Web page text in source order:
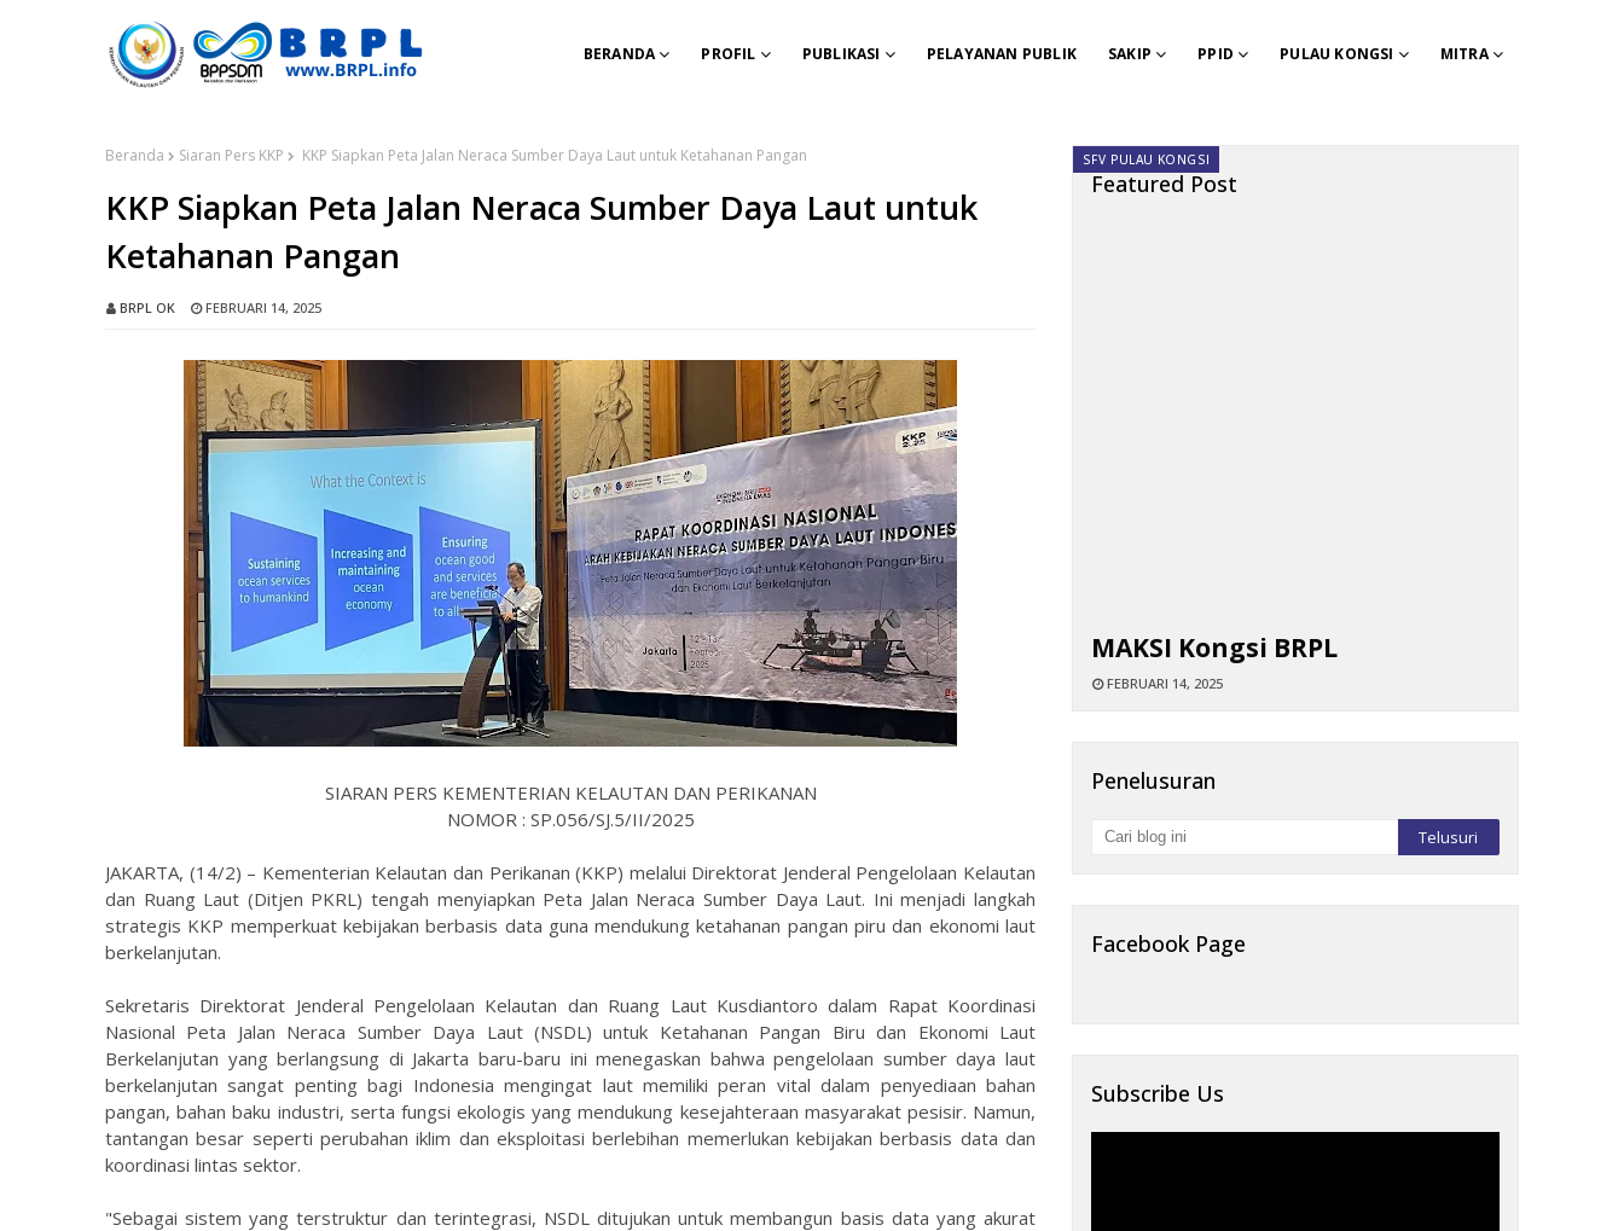
BERANDA PROFIL PUBLIKASI PELAYANAN PUBLIK SAKIP PPID PULAU KONGSI MITRA
Beranda Siaran Pers KKP KKP Siapkan Peta Jalan Neraca Sumber Daya Laut untuk Ketahanan Pangan
KKP Siapkan Peta Jalan Neraca Sumber Daya Laut untuk
Ketahanan Pangan
BRPL OK FEBRUARI 14, 2025
SIARAN PERS KEMENTERIAN KELAUTAN DAN PERIKANAN
NOMOR : SP.056/SJ.5/II/2025
JAKARTA, (14/2) – Kementerian Kelautan dan Perikanan (KKP) melalui Direktorat Jenderal Pengelolaan Kelautan
dan Ruang Laut (Ditjen PKRL) tengah menyiapkan Peta Jalan Neraca Sumber Daya Laut. Ini menjadi langkah
strategis KKP memperkuat kebijakan berbasis data guna mendukung ketahanan pangan piru dan ekonomi laut
berkelanjutan.
Sekretaris Direktorat Jenderal Pengelolaan Kelautan dan Ruang Laut Kusdiantoro dalam Rapat Koordinasi
Nasional Peta Jalan Neraca Sumber Daya Laut (NSDL) untuk Ketahanan Pangan Biru dan Ekonomi Laut
Berkelanjutan yang berlangsung di Jakarta baru-baru ini menegaskan bahwa pengelolaan sumber daya laut
berkelanjutan sangat penting bagi Indonesia mengingat laut memiliki peran vital dalam penyediaan bahan
pangan, bahan baku industri, serta fungsi ekologis yang mendukung kesejahteraan masyarakat pesisir. Namun,
tantangan besar seperti perubahan iklim dan eksploitasi berlebihan memerlukan kebijakan berbasis data dan
koordinasi lintas sektor.
"Sebagai sistem yang terstruktur dan terintegrasi, NSDL ditujukan untuk membangun basis data yang akurat
Featured Post
SFV PULAU KONGSI
MAKSI Kongsi BRPL
FEBRUARI 14, 2025
Penelusuran
Facebook Page
Subscribe Us